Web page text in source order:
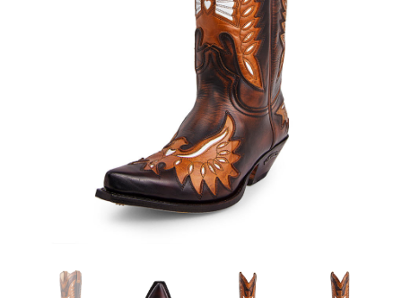
HOMME
ACCESSOIRES CEINTURES